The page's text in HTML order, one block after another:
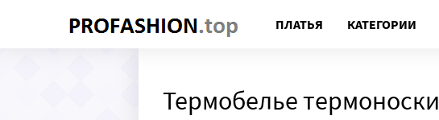
ПЛАТЬЯ КАТЕГОРИИ
Термобелье термоноски